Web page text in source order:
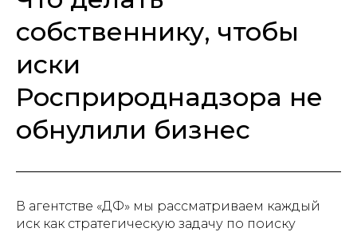
собственнику, чтобы
иски
Росприроднадзора не
обнулили бизнес
В агентстве «ДФ» мы рассматриваем каждый
иск как стратегическую задачу по поиску